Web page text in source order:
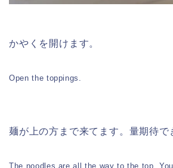
かやくを開けます。
Open the toppings.
麺が上の方まで来てます。量期待で
The noodles are all the way to the top.